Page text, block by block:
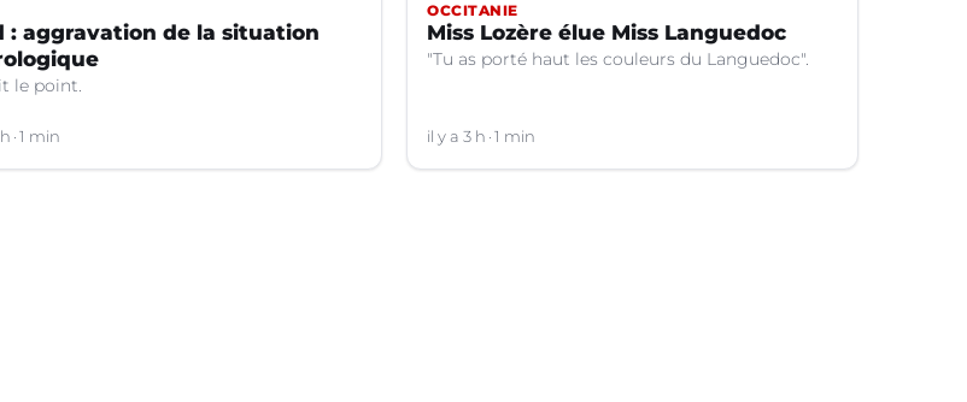
: aggravation de la situation
le point.
1 min
OCCITANIE
Miss Lozère élue Miss Languedoc
"Tu as porté haut les couleurs du Languedoc".
il y a 3 h 1 min